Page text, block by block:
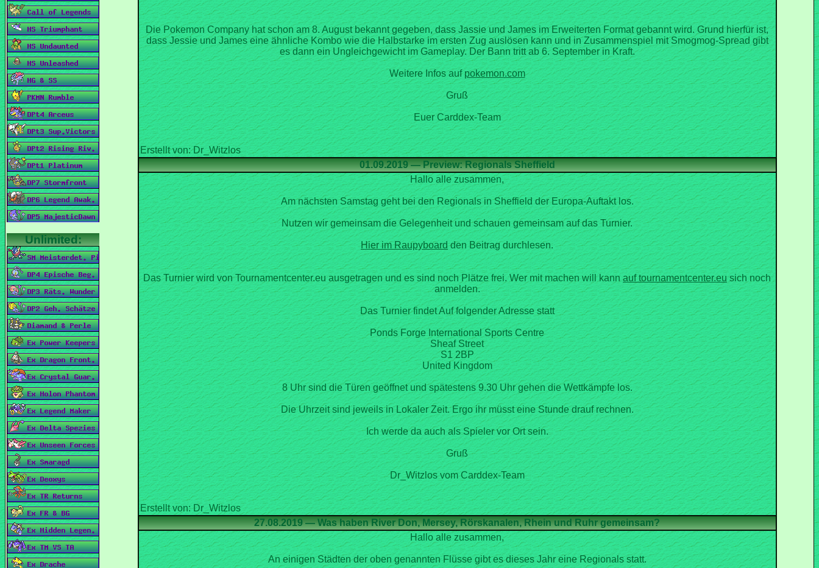
Die Pokemon Company hat schon am 8. August bekannt gegeben, dass Jassie und James im Erweiterten Format gebannt wird. Grund hierfür ist,
dass Jessie und James eine ähnliche Kombo wie die Halbstarke im ersten Zug auslösen kann und in Zusammenspiel mit Smogmog-Spread gibt
es dann ein Ungleichgewicht im Gameplay. Der Bann tritt ab 6. September in Kraft.
Weitere Infos auf
Gruß
Euer Carddex-Team
01.09.2019 — Preview: Regionals Sheffield
Hallo alle zusammen,
Am nächsten Samstag geht bei den Regionals in Sheffield der Europa-Auftakt los.
Nutzen wir gemeinsam die Gelegenheit und schauen gemeinsam auf das Turnier.
den Beitrag durchlesen.
Das Turnier wird von Tournamentcenter.eu ausgetragen und es sind noch Plätze frei. Wer mit machen will kann sich noch
Das Turnier findet Auf folgender Adresse statt
Ponds Forge International Sports Centre
Sheaf Street
S1 2BP
United Kingdom
8 Uhr sind die Türen geöffnet und spätestens 9.30 Uhr gehen die Wettkämpfe los.
Die Uhrzeit sind jeweils in Lokaler Zeit. Ergo ihr müsst eine Stunde drauf rechnen.
Ich werde da auch als Spieler vor Ort sein.
Gruß
Dr_Witzlos vom Carddex-Team
Hallo alle zusammen,
An einigen Städten der oben genannten Flüsse gibt es dieses Jahr eine Regionals statt.